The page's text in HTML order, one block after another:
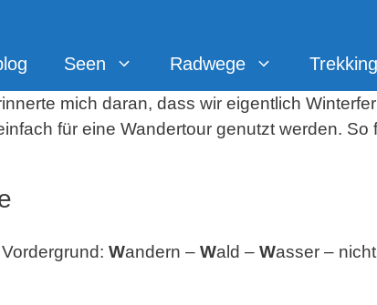
Seen Radwege Trekking
mich daran, dass wir eigentlich
für eine Wandertour genutzt werden.
Wandern – Wald – Wasser – nicht